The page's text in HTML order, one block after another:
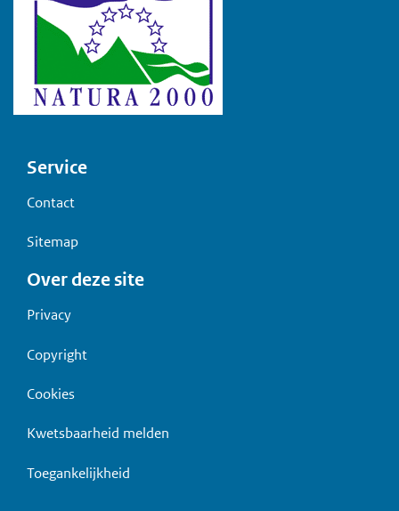
Voet
Service
Contact
Sitemap
Over deze site
Privacy
Copyright
Cookies
Kwetsbaarheid melden
Toegankelijkheid